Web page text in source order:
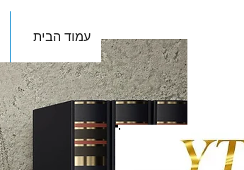
עמוד הבית